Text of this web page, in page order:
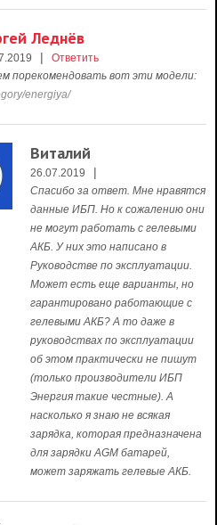
Леднёв
|
Ответить
порекомендовать вот эти модели:
energiya/
Виталий
26.07.2019 |
Спасибо за ответ. Мне нравятся
данные ИБП. Но к сожалению они
не могут работать с гелевыми
АКБ. У них это написано в
Руководстве по эксплуатации.
Может есть еще варианты, но
гарантировано работающие с
гелевыми АКБ? А то даже в
руководствах по эксплуатации
об этом практически не пишут
(только производители ИБП
Энергия такие честные). А
насколько я знаю не всякая
зарядка, которая предназначена
для зарядки AGM батарей,
может заряжать гелевые АКБ.